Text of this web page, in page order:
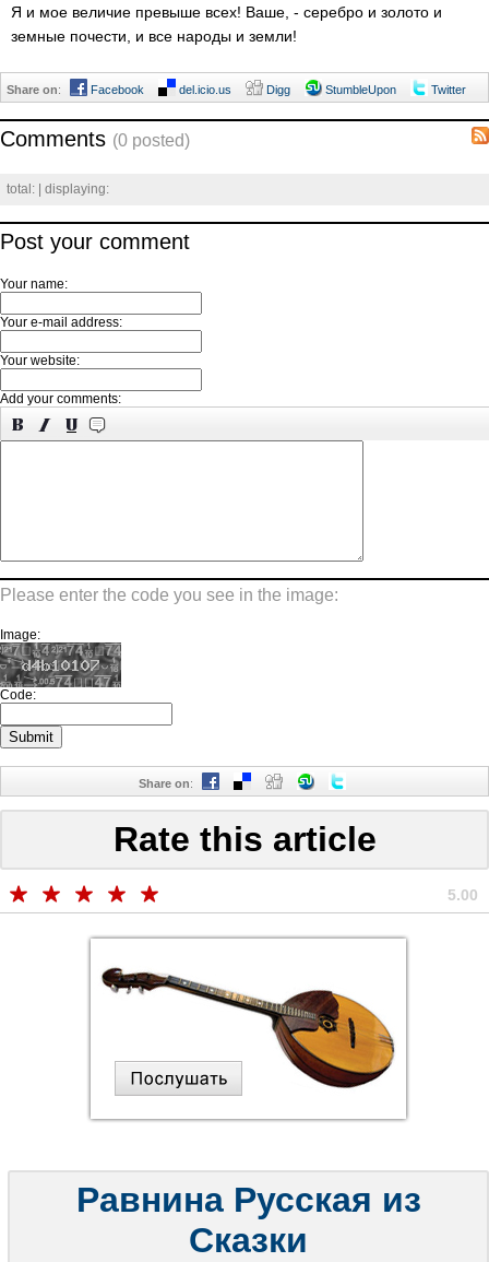
Я и мое величие превыше всех! Ваше, - серебро и золото и
земные почести, и все народы и земли!
Share on: Facebook del.icio.us Digg StumbleUpon Twitter
Comments (0 posted)
total: | displaying:
Post your comment
Your name:
Your e-mail address:
Your website:
Add your comments:
Please enter the code you see in the image:
Image:
Code:
Share on:
Rate this article
5.00
Равнина Русская из
Сказки